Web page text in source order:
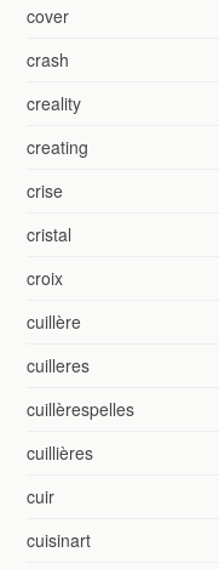
cover
crash
creality
creating
crise
cristal
croix
cuillère
cuilleres
cuillèrespelles
cuillières
cuir
cuisinart